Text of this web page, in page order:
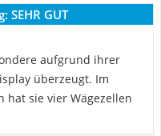
SEHR GUT
aufgrund ihrer
überzeugt. Im
hat sie vier Wägezellen